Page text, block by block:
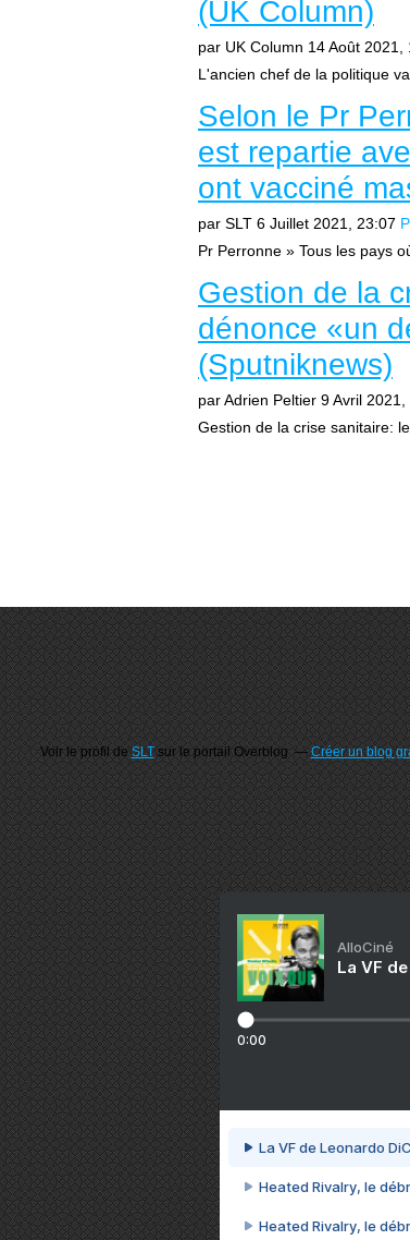
(UK Column)
par UK Column 14 Août 2021,
L'ancien chef de la politique
Selon le Pr
est repartie
ont vacciné
par SLT 6 Juillet 2021, 23:07
Pr Perronne » Tous les pays
Gestion de la
dénonce «un
(Sputniknews)
par Adrien Peltier 9 Avril 2021,
Gestion de la crise sanitaire:
Voir le profil deSLTsur le portail Overblog Créer un blog
AlloCiné
La VF
0:00
La VF de Leonardo
Heated Rivalry, le
Heated Rivalry, le